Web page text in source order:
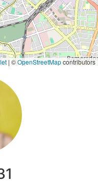
| ©OpenStreetMapcontributors